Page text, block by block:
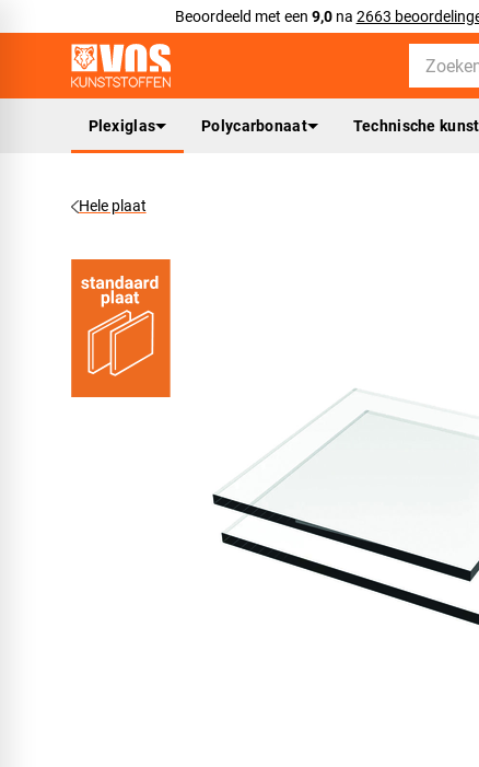
Beoordeeld met een 9,0na 2663
Plexiglas Polycarbonaat Technische
Hele plaat